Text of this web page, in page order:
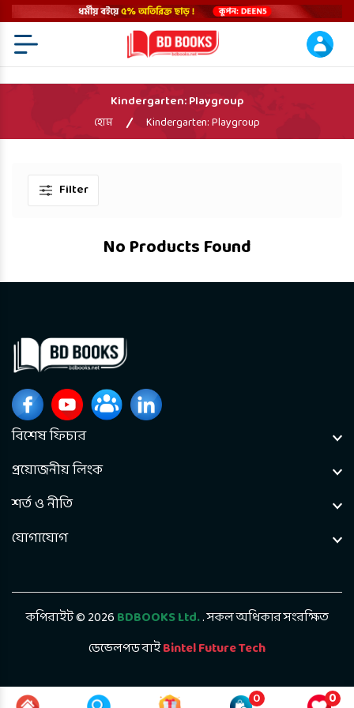
0 0
Kindergarten: Playgroup
হোম Kindergarten: Playgroup
Filter
No Products Found
বিশেষ ফিচার
প্রয়োজনীয় লিংক
শর্ত ও নীতি
যোগাযোগ
কপিরাইট © 2026BDBOOKS Ltd.. সকল অধিকার সংরক্ষিত
ডেভেলপড বাইBintel Future Tech